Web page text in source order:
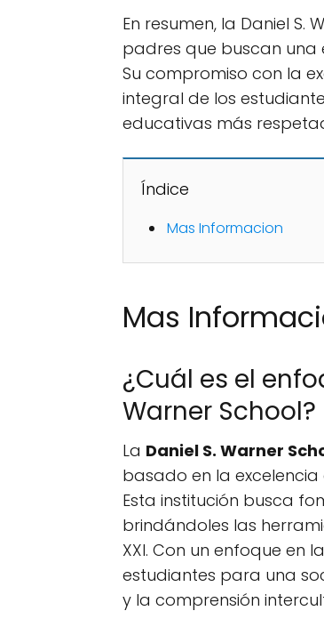
En resumen, la Daniel
padres que buscan una
Su compromiso con la
integral de los
educativas más
Índice
Mas Informacion
Mas
¿Cuál es el
Warner School?
La Daniel S. Warner
basado en la
Esta institución busca
brindándoles las
XXI. Con un enfoque en
estudiantes para una
y la comprensión